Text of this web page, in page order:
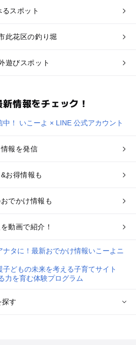
スポット
此花区の釣り堀
遊びスポット
情報をチェック！
報を発信
お得情報も
でかけ情報も
動画で紹介！
探す